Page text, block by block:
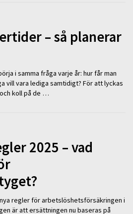
– så planerar
i samma fråga varje år: hur får man
vill vara lediga samtidigt? För att lyckas
koll på de …
2025 – vad
regler för arbetslöshetsförsäkringen i
är att ersättningen nu baseras på